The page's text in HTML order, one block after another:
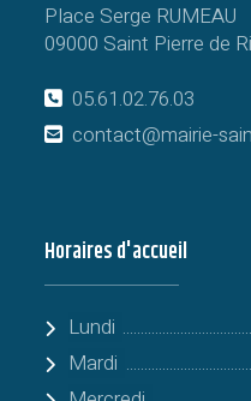
Place Serge RUMEAU
09000 Saint Pierre de
05.61.02.76.03
contact@mairie-
Horaires d'accueil
Lundi
Mardi